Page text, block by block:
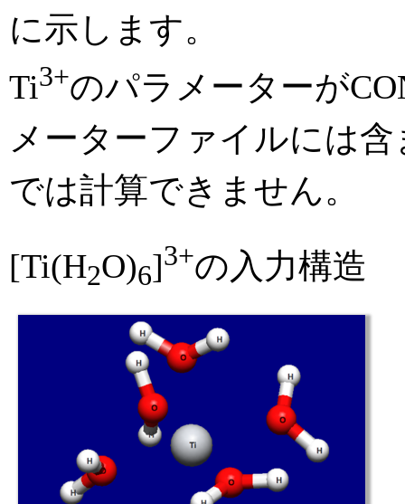
に示します。
Ti3+のパラメーターが
メーターファイルには
では計算できません。
[Ti(H2O)6]3+の入力構造